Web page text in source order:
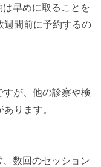
早めに取ることを
週間前に予約するの
が、他の診察や検
ります。
数回のセッション